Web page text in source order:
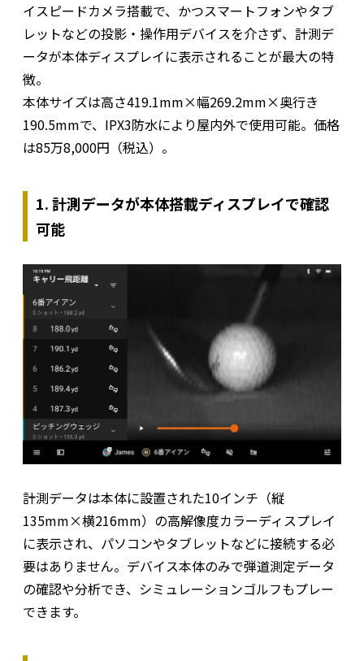
イスピードカメラ搭載で、かつスマートフォンやタブ
レットなどの投影・操作用デバイスを介さず、計測デ
ータが本体ディスプレイに表示されることが最大の特
徴。
本体サイズは高さ419.1mm×幅269.2mm×奥行き
190.5mmで、IPX3防水により屋内外で使用可能。価格
は85万8,000円（税込）。
1. 計測データが本体搭載ディスプレイで確認
可能
計測データは本体に設置された10インチ（縦
135mm×横216mm）の高解像度カラーディスプレイ
に表示され、パソコンやタブレットなどに接続する必
要はありません。デバイス本体のみで弾道測定データ
の確認や分析でき、シミュレーションゴルフもプレー
できます。